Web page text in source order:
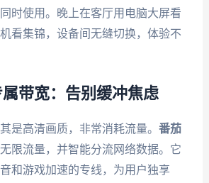
时使用。晚上在客厅用电脑大屏看
看集锦，设备间无缝切换，体验不
带宽：告别缓冲焦虑
是高清画质，非常消耗流量。 番茄
限流量，并智能分流网络数据。它
和游戏加速的专线，为用户独享